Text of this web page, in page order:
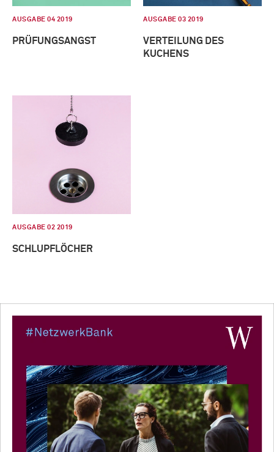
AUSGABE 04 2019
PRÜFUNGSANGST
AUSGABE 03 2019
VERTEILUNG DES
KUCHENS
AUSGABE 02 2019
SCHLUPFLÖCHER